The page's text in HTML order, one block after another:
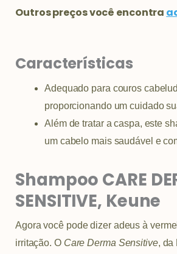
Outros preços você encontra
Características
Adequado para couros
proporcionando um cuidado
Além de tratar a caspa, este
um cabelo mais saudável e
Shampoo CARE
SENSITIVE, Keune
Agora você pode dizer adeus à
irritação. O Care Derma Sensitive, da